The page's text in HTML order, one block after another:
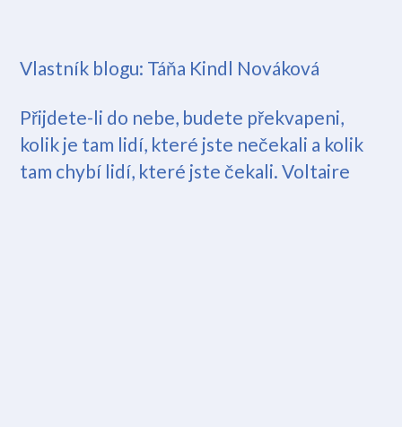
Vlastník blogu: Táňa Kindl Nováková
Přijdete-li do nebe, budete překvapeni,
kolik je tam lidí, které jste nečekali a kolik
tam chybí lidí, které jste čekali. Voltaire